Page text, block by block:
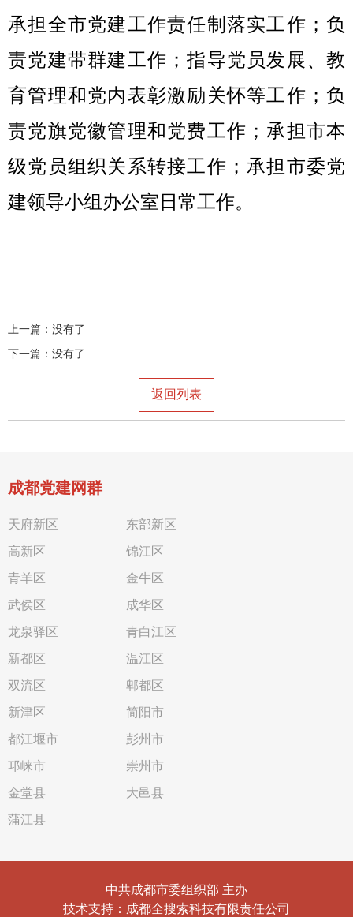
承担全市党建工作责任制落实工作；负
责党建带群建工作；指导党员发展、教
育管理和党内表彰激励关怀等工作；负
责党旗党徽管理和党费工作；承担市本
级党员组织关系转接工作；承担市委党
建领导小组办公室日常工作。
上一篇：没有了
下一篇：没有了
返回列表
成都党建网群
天府新区
东部新区
高新区
锦江区
青羊区
金牛区
武侯区
成华区
龙泉驿区
青白江区
新都区
温江区
双流区
郫都区
新津区
简阳市
都江堰市
彭州市
邛崃市
崇州市
金堂县
大邑县
蒲江县
中共成都市委组织部 主办
技术支持：成都全搜索科技有限责任公司